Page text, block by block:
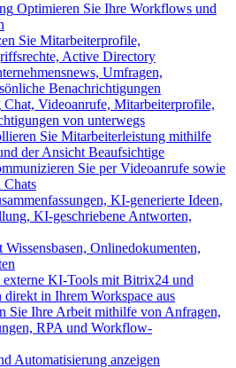
Optimieren Sie Ihre Workflows und
Sie Mitarbeiterprofile,
Active Directory
Umfragen,
Benachrichtigungen
Chat, Videoanrufe, Mitarbeiterprofile,
von unterwegs
Sie Mitarbeiterleistung mithilfe
der Ansicht Beaufsichtige
Sie per Videoanrufe sowie
KI-generierte Ideen,
KI-geschriebene Antworten,
Onlinedokumenten,
externe KI-Tools mit Bitrix24 und
in Ihrem Workspace aus
Sie Ihre Arbeit mithilfe von Anfragen,
RPA und Workflow-
Automatisierung anzeigen